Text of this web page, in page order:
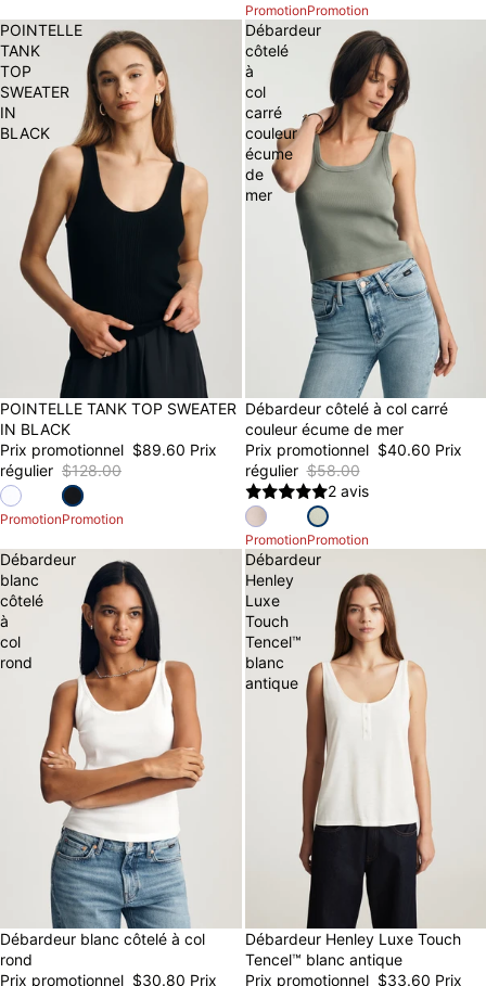
PromotionPromotion
POINTELLE
TANK
TOP
SWEATER
IN
BLACK
30% OFF
POINTELLE TANK TOP SWEATER
IN BLACK
Prix promotionnel $89.60 Prix
régulier $128.00
PromotionPromotion
Débardeur
côtelé
à
col
carré
couleur
écume
de
mer
30% OFF
Débardeur côtelé à col carré
couleur écume de mer
Prix promotionnel $40.60 Prix
régulier $58.00
2 avis
PromotionPromotion
Débardeur
blanc
côtelé
à
col
rond
30% OFF
Débardeur blanc côtelé à col
rond
Prix promotionnel $30.80 Prix
Débardeur
Henley
Luxe
Touch
Tencel™
blanc
antique
30% OFF
Débardeur Henley Luxe Touch
Tencel™ blanc antique
Prix promotionnel $33.60 Prix